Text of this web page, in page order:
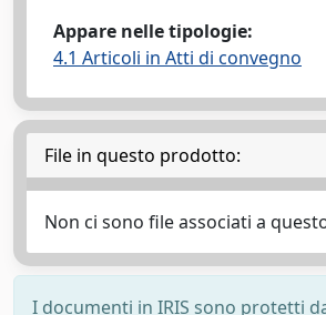
Appare nelle tipologie:
4.1 Articoli in Atti di convegno
File in questo prodotto:
Non ci sono file associati a
I documenti in IRIS sono protetti